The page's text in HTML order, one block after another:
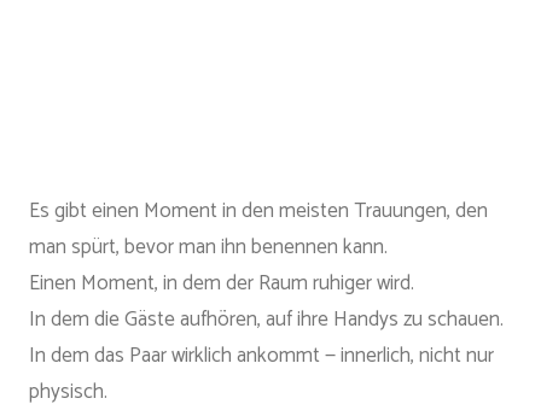
Es gibt einen Moment in den meisten Trauungen, den
man spürt, bevor man ihn benennen kann.
Einen Moment, in dem der Raum ruhiger wird.
In dem die Gäste aufhören, auf ihre Handys zu schauen.
In dem das Paar wirklich ankommt — innerlich, nicht nur
physisch.